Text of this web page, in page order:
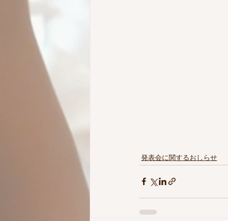
発表会に関するおしらせ